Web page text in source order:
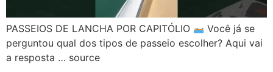
PASSEIOS DE LANCHA POR CAPITÓLIO
Você já se
perguntou qual dos tipos de passeio escolher? Aqui vai
a resposta … source